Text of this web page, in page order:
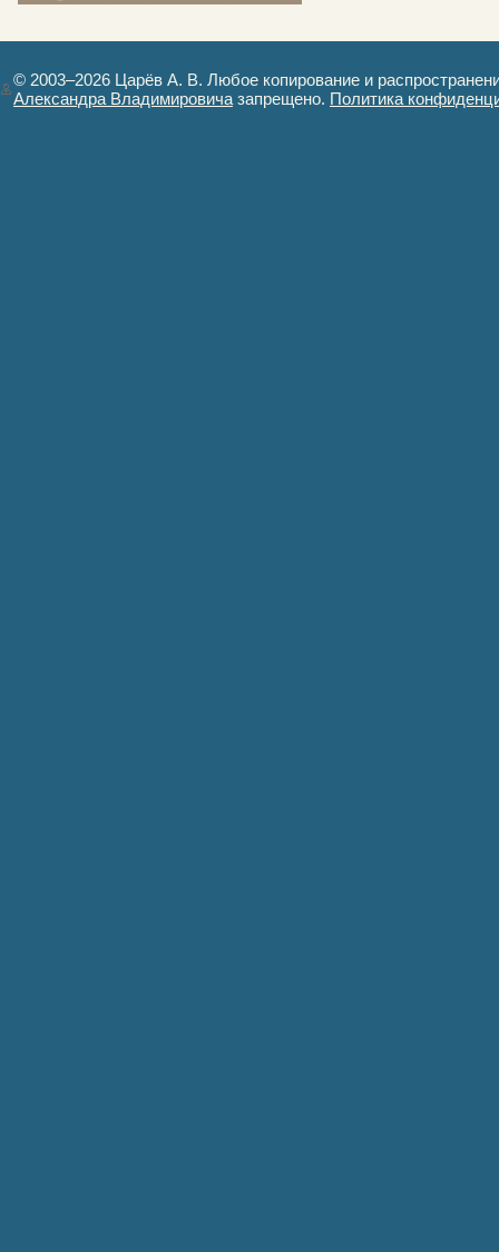
© 2003–2026 Царёв А. В. Любое копирование и
Александра Владимировича запрещено. Политика
Авторизация